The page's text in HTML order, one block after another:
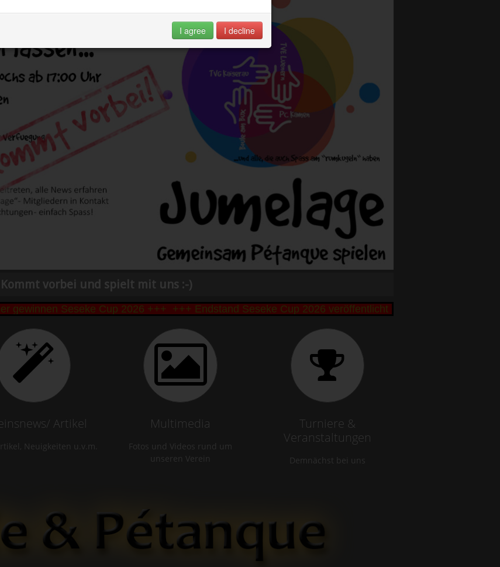
vorbei und spielt mit uns :-)
Seseke Cup 2026 +++ +++ Endstand Seseke Cup 2026 veröffentlicht +++ Bibbi und Remo
Artikel
Neuigkeiten u.v.m.
Multimedia
Fotos und Videos rund um
unseren Verein
Turniere &
Veranstaltungen
Demnächst bei uns
I agree I decline